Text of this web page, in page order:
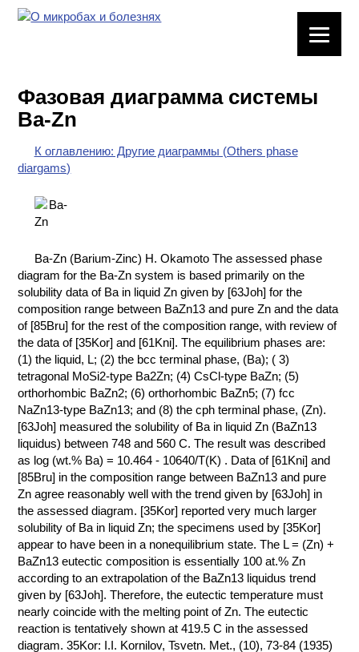
ХИМИЧЕСКАЯ
ПОСУДА
ВРЕДНЫЕ
ФАКТОРЫ
ХИМИЯ НА
ПРОИЗВОДСТВЕ
И ХИМИЧЕСКАЯ
ТЕХНОЛОГИЯ
КОНТАКТЫ
Фазовая диаграмма системы
Ba-Zn
К оглавлению: Другие диаграммы (Others phase
diargams)
Ba-Zn (Barium-Zinc) H. Okamoto The assessed phase
diagram for the Ba-Zn system is based primarily on the
solubility data of Ba in liquid Zn given by [63Joh] for the
composition range between BaZn13 and pure Zn and the data
of [85Bru] for the rest of the composition range, with review of
the data of [35Kor] and [61Kni]. The equilibrium phases are:
(1) the liquid, L; (2) the bcc terminal phase, (Ba); ( 3)
tetragonal MoSi2-type Ba2Zn; (4) CsCl-type BaZn; (5)
orthorhombic BaZn2; (6) orthorhombic BaZn5; (7) fcc
NaZn13-type BaZn13; and (8) the cph terminal phase, (Zn).
[63Joh] measured the solubility of Ba in liquid Zn (BaZn13
liquidus) between 748 and 560 C. The result was described
as log (wt.% Ba) = 10.464 - 10640/T(K) . Data of [61Kni] and
[85Bru] in the composition range between BaZn13 and pure
Zn agree reasonably well with the trend given by [63Joh] in
the assessed diagram. [35Kor] reported very much larger
solubility of Ba in liquid Zn; the specimens used by [35Kor]
appear to have been in a nonequilibrium state. The L = (Zn) +
BaZn13 eutectic composition is essentially 100 at.% Zn
according to an extrapolation of the BaZn13 liquidus trend
given by [63Joh]. Therefore, the eutectic temperature must
nearly coincide with the melting point of Zn. The eutectic
reaction is tentatively shown at 419.5 C in the assessed
diagram. 35Kor: I.I. Kornilov, Tsvetn. Met., (10), 73-84 (1935)